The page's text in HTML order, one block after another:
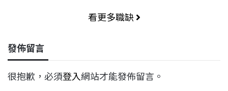
看更多職缺
發佈留言
很抱歉，必須登入網站才能發佈留言。